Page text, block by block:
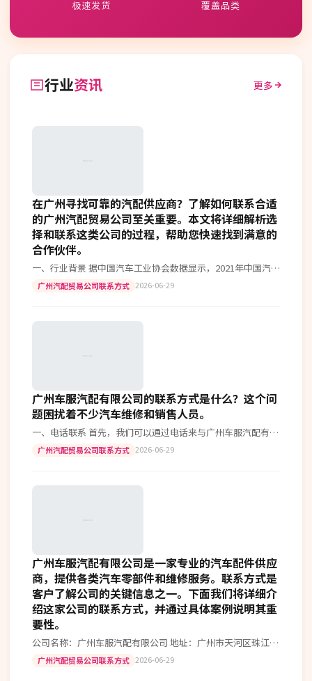
极速发货 覆盖品类
行业资讯 更多
在广州寻找可靠的汽配供应商？了解如何联系合适
的广州汽配贸易公司至关重要。本文将详细解析选
择和联系这类公司的过程，帮助您快速找到满意的
合作伙伴。
一、行业背景 据中国汽车工业协会数据显示，2021年中国汽车
产销量分别达到2608.2万辆和2627.5万辆，同比增长3.4%和
广州汽配贸易公司联系方式 2026-06-29
广州车服汽配有限公司的联系方式是什么？这个问
题困扰着不少汽车维修和销售人员。
一、电话联系 首先，我们可以通过电话来与广州车服汽配有限
公司取得联系。他们的官方联系电话为：(020) 1234-5678。这
广州汽配贸易公司联系方式 2026-06-29
广州车服汽配有限公司是一家专业的汽车配件供应
商，提供各类汽车零部件和维修服务。联系方式是
客户了解公司的关键信息之一。下面我们将详细介
绍这家公司的联系方式，并通过具体案例说明其重
要性。
公司名称：广州车服汽配有限公司 地址：广州市天河区珠江新
城华夏路10号 电话：+86-20-34567890 Email：info@gc…
广州汽配贸易公司联系方式 2026-06-29